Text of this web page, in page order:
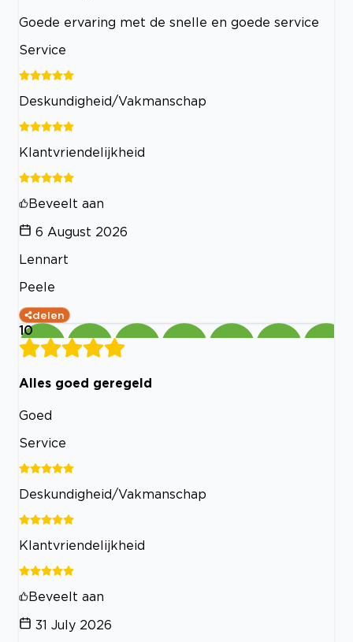
Goede ervaring met de snelle en goede service
Service
Deskundigheid/Vakmanschap
Klantvriendelijkheid
Beveelt aan
6 August 2026
Lennart
Peele
delen
10
Alles goed geregeld
Goed
Service
Deskundigheid/Vakmanschap
Klantvriendelijkheid
Beveelt aan
31 July 2026